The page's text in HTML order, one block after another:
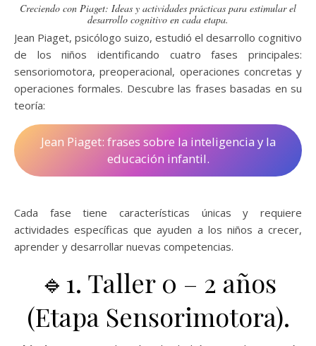
Creciendo con Piaget: Ideas y actividades prácticas para estimular el
desarrollo cognitivo en cada etapa.
Jean Piaget, psicólogo suizo, estudió el desarrollo cognitivo
de los niños identificando cuatro fases principales:
sensoriomotora, preoperacional, operaciones concretas y
operaciones formales. Descubre las frases basadas en su
teoría:
Jean Piaget: frases sobre la inteligencia y la
educación infantil.
Cada fase tiene características únicas y requiere
actividades específicas que ayuden a los niños a crecer,
aprender y desarrollar nuevas competencias.
🔹1. Taller 0 – 2 años
(Etapa Sensorimotora).